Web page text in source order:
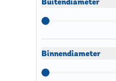
Binnendiameter